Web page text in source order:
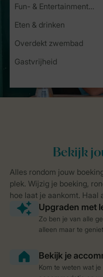
Fun- & Entertainment-programma
Eten & drinken
Overdekt zwembad
Gastvrijheid
Zo ben je van alle
alleen maar te
Kom te weten wat